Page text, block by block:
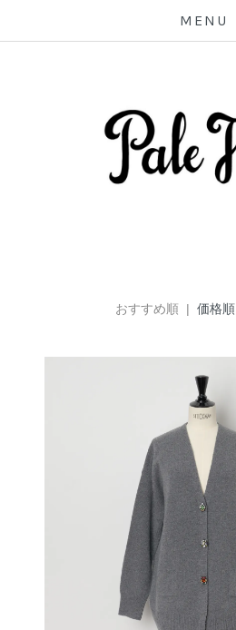
MENU
おすすめ順 | 価格順